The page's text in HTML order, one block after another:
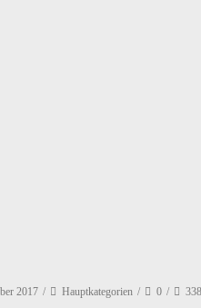
2017 Hauptkategorien 0